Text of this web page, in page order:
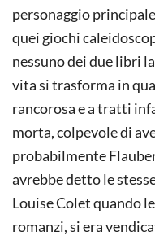
personaggio
quei giochi
nessuno dei due libri
vita si trasforma in
rancorosa e a tratti
morta, colpevole di
probabilmente
avrebbe detto le
Louise Colet quando
romanzi, si era